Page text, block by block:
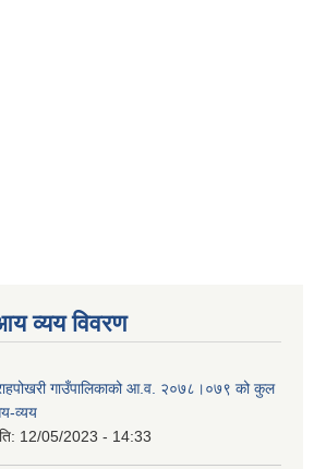
व्यय विवरण
गाउँपालिकाको आ.व. २०७८।०७९ को कुल
व्यय
12/05/2023 - 14:33